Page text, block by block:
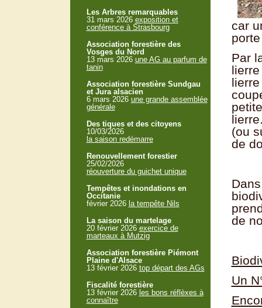
car
Par
(ou
de
de
Un
Les Arbres remarquables
31 mars 2026 exposition et
conférence à Strasbourg
Association forestière des
Vosges du Nord
13 mars 2026 une AG au parfum de
tanin
Association forestière Sundgau
et Jura alsacien
6 mars 2026 une grande assemblée
générale
Des tiques et des citoyens
10/03/2026
la saison redémarre
Renouvellement forestier
25/02/2026
réouverture du guichet unique
Tempêtes et inondations en
Occitanie
février 2026 la tempête Nils
La saison du martelage
20 février 2026 exercice de
marteaux à Mutzig
Association forestière Piémont
Plaine d'Alsace
13 février 2026 top départ des AGs
Fiscalité forestière
13 février 2026 les bons réflèxes à
connaître